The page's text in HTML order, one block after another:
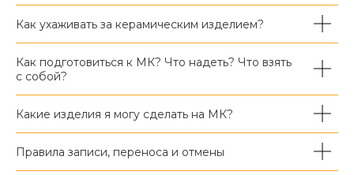
Как ухаживать за керамическим изделием?
Как подготовиться к МК? Что надеть? Что взять
с собой?
Какие изделия я могу сделать на МК?
Правила записи, переноса и отмены